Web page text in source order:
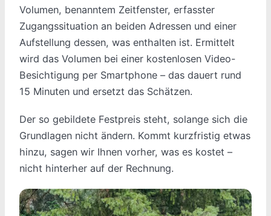
Volumen, benanntem Zeitfenster, erfasster
Zugangssituation an beiden Adressen und einer
Aufstellung dessen, was enthalten ist. Ermittelt
wird das Volumen bei einer kostenlosen Video-
Besichtigung per Smartphone – das dauert rund
15 Minuten und ersetzt das Schätzen.
Der so gebildete Festpreis steht, solange sich die
Grundlagen nicht ändern. Kommt kurzfristig etwas
hinzu, sagen wir Ihnen vorher, was es kostet –
nicht hinterher auf der Rechnung.